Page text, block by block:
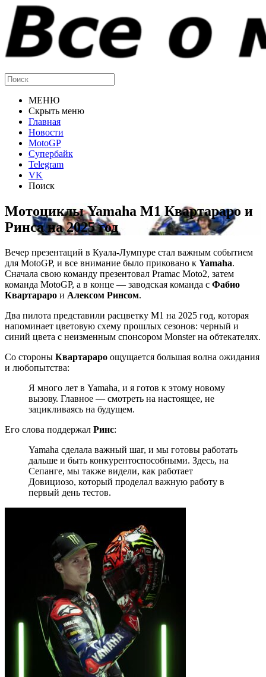
МЕНЮ
Скрыть меню
Главная
Новости
MotoGP
Супербайк
Telegram
VK
Поиск
Мотоциклы Yamaha M1 Квартараро и
Ринса на 2025 год
Вечер презентаций в Куала-Лумпуре стал важным событием
для MotoGP, и все внимание было приковано к Yamaha.
Сначала свою команду презентовал Pramac Moto2, затем
команда MotoGP, а в конце — заводская команда с Фабио
Квартараро и Алексом Ринсом.
Два пилота представили расцветку M1 на 2025 год, которая
напоминает цветовую схему прошлых сезонов: черный и
синий цвета с неизменным спонсором Monster на обтекателях.
Со стороны Квартараро ощущается большая волна ожидания
и любопытства:
Я много лет в Yamaha, и я готов к этому новому
вызову. Главное — смотреть на настоящее, не
зацикливаясь на будущем.
Его слова поддержал Ринс:
Yamaha сделала важный шаг, и мы готовы работать
дальше и быть конкурентоспособными. Здесь, на
Сепанге, мы также видели, как работает
Довициозо, который проделал важную работу в
первый день тестов.